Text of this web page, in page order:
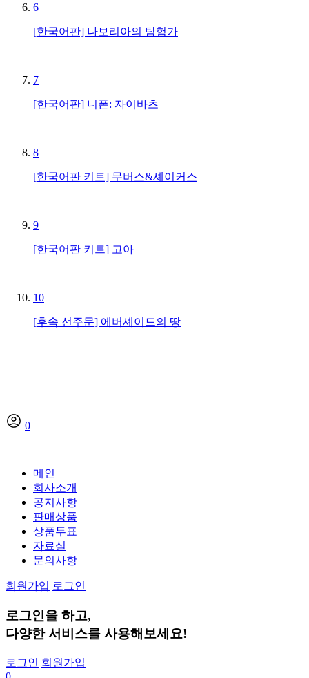
6
[한국어판] 나보리아의 탐험가
7
[한국어판] 니폰: 자이바츠
8
[한국어판 키트] 무버스&셰이커스
9
[한국어판 키트] 고아
10
[후속 선주문] 에버셰이드의 땅
0
메인
회사소개
공지사항
판매상품
상품투표
자료실
문의사항
회원가입 로그인
로그인을 하고,
다양한 서비스를 사용해보세요!
로그인 회원가입